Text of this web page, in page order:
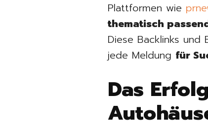
Plattformen wie
thematisch
Diese Backlinks und
jede Meldung für
Das